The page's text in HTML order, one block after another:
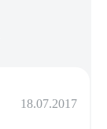
18.07.2017